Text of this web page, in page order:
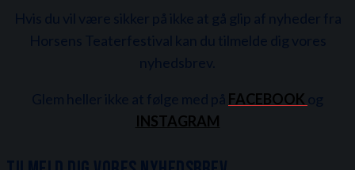
FACEBOOK
INSTAGRAM